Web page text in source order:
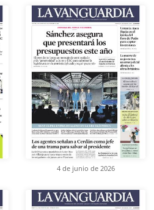
4 de junio de 2026